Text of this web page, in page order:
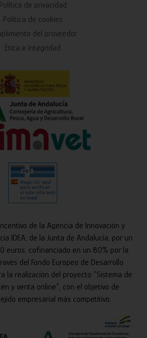
Política de privacidad
Política de cookies
del proveedor
Ética e Integridad
de la Agencia de Innovación y
IDEA, de la Junta de Andalucía, por un
euros, cofinanciado en un 80% por la
del Fondo Europeo de Desarrollo
la realización del proyecto “Sistema de
y venta online”, con el objetivo de
empresarial más competitivo.